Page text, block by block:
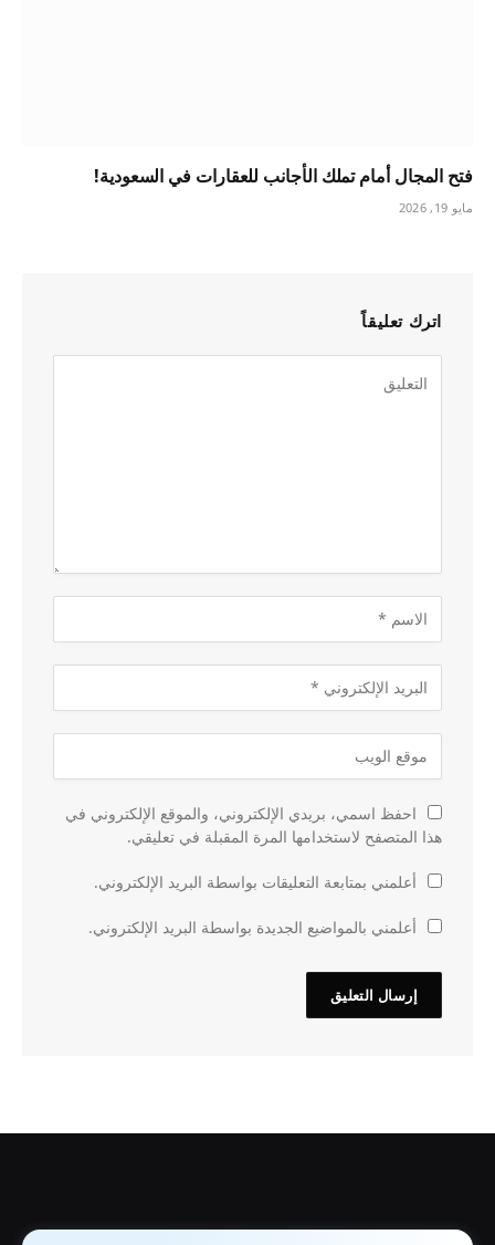
فتح المجال أمام تملك الأجانب للعقارات في السعودية!
مايو 19, 2026
اترك تعليقاً
احفظ اسمي، بريدي الإلكتروني، والموقع الإلكتروني في
هذا المتصفح لاستخدامها المرة المقبلة في تعليقي.
أعلمني بمتابعة التعليقات بواسطة البريد الإلكتروني.
أعلمني بالمواضيع الجديدة بواسطة البريد الإلكتروني.